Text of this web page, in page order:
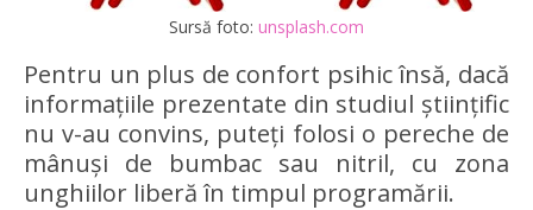
Sursă foto: unsplash.com
Pentru un plus de confort psihic însă, dacă
informațiile prezentate din studiul științific
nu v-au convins, puteți folosi o pereche de
mânuși de bumbac sau nitril, cu zona
unghiilor liberă în timpul programării.